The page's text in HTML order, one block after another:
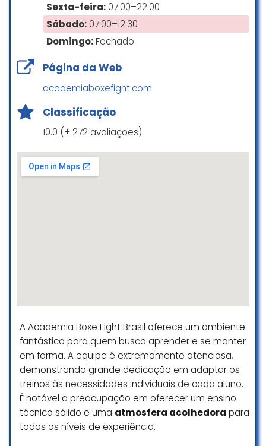
Sexta-feira: 07:00–22:00
Sábado: 07:00–12:30
Domingo:Fechado
Página da Web
academiaboxefight.com
Classificação
10.0 (+ 272 avaliações)
A Academia Boxe Fight Brasil oferece um ambiente
fantástico para quem busca aprender e se manter
em forma. A equipe é extremamente atenciosa,
demonstrando grande dedicação em adaptar os
treinos às necessidades individuais de cada aluno.
É notável a preocupação em oferecer um ensino
técnico sólido e uma atmosfera acolhedora para
todos os níveis de experiência.